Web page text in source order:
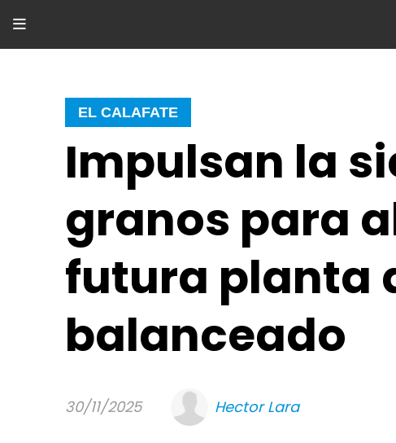
Impulsan la
granos para
futura planta
balanceado
EL CALAFATE
30/11/2025 Hector Lara